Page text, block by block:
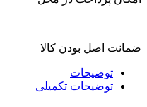
ضمانت اصل بودن کالا
توضیحات
توضیحات تکمیلی